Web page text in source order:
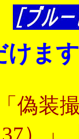
けます
「偽装
）」